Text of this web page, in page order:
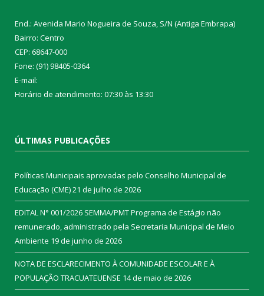
End.: Avenida Mario Nogueira de Souza, S/N (Antiga Embrapa)
Bairro: Centro
CEP: 68647-000
Fone: (91) 98405-0364
E-mail:
Horário de atendimento: 07:30 às 13:30
ÚLTIMAS PUBLICAÇÕES
Políticas Municipais aprovadas pelo Conselho Municipal de
Educação (CME)21 de julho de 2026
EDITAL N° 001/2026 SEMMA/PMT Programa de Estágio não
remunerado, administrado pela Secretaria Municipal de Meio
Ambiente 19 de junho de 2026
NOTA DE ESCLARECIMENTO À COMUNIDADE ESCOLAR E À
POPULAÇÃO TRACUATEUENSE 14 de maio de 2026